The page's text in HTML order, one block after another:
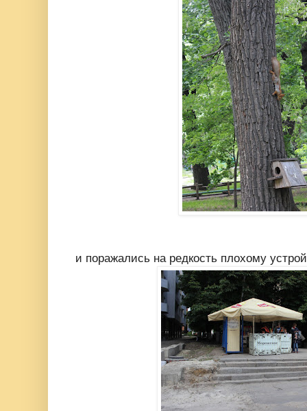
и поражались на редкость плохому